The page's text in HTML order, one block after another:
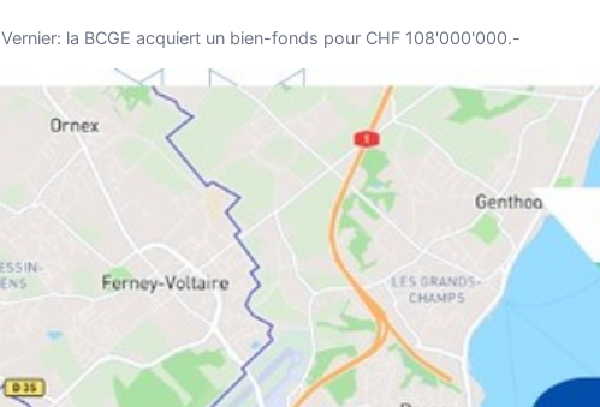
Vernier: la BCGE acquiert un bien-fonds pour CHF 108'000'000.-